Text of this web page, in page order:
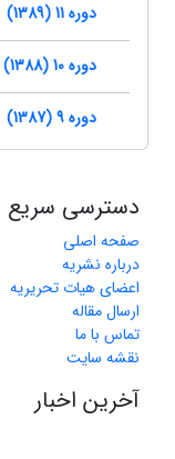
دوره 11 (1389)
دوره 10 (1388)
دوره 9 (1387)
دسترسی سریع
صفحه اصلی
درباره نشریه
اعضای هیات تحریریه
ارسال مقاله
تماس با ما
نقشه سایت
آخرین اخبار